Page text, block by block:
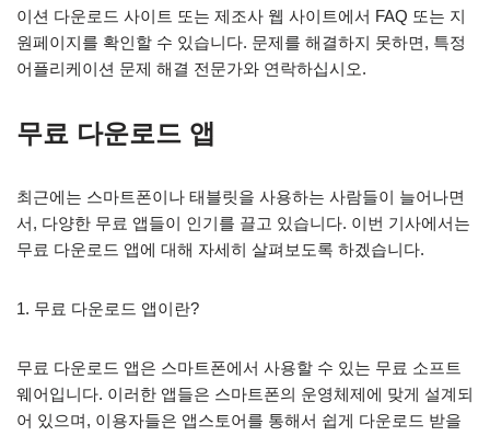
이션 다운로드 사이트 또는 제조사 웹 사이트에서 FAQ 또는 지
원페이지를 확인할 수 있습니다. 문제를 해결하지 못하면, 특정
어플리케이션 문제 해결 전문가와 연락하십시오.
무료 다운로드 앱
최근에는 스마트폰이나 태블릿을 사용하는 사람들이 늘어나면
서, 다양한 무료 앱들이 인기를 끌고 있습니다. 이번 기사에서는
무료 다운로드 앱에 대해 자세히 살펴보도록 하겠습니다.
1. 무료 다운로드 앱이란?
무료 다운로드 앱은 스마트폰에서 사용할 수 있는 무료 소프트
웨어입니다. 이러한 앱들은 스마트폰의 운영체제에 맞게 설계되
어 있으며, 이용자들은 앱스토어를 통해서 쉽게 다운로드 받을